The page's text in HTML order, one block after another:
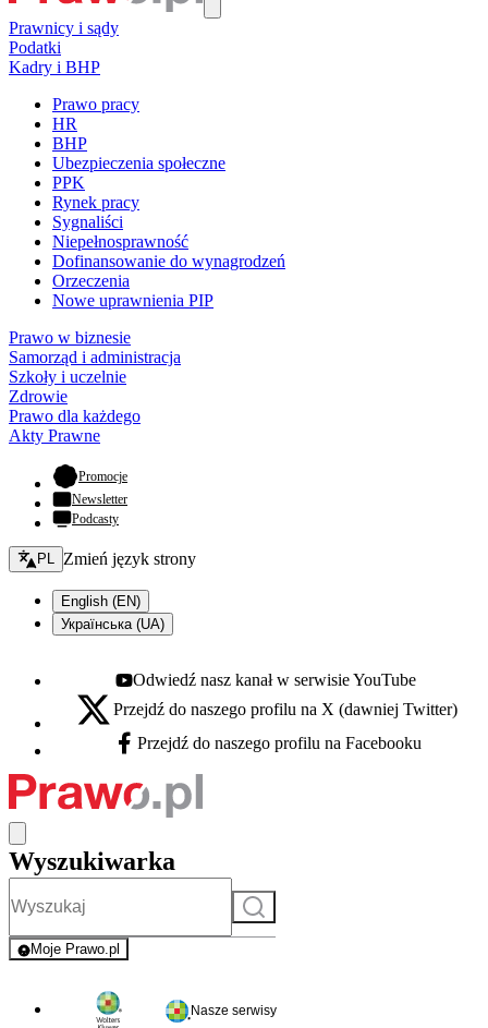
Prawnicy i sądy
Podatki
Kadry i BHP
Prawo pracy
HR
BHP
Ubezpieczenia społeczne
PPK
Rynek pracy
Sygnaliści
Niepełnosprawność
Dofinansowanie do wynagrodzeń
Orzeczenia
Nowe uprawnienia PIP
Prawo w biznesie
Samorząd i administracja
Szkoły i uczelnie
Zdrowie
Prawo dla każdego
Akty Prawne
Promocje- otwiera się w nowej karcie
Newsletter
Podcasty
Zmień język - bieżący:
PL Zmień język strony
English (EN)
Українська (UA)
Youtube - otwiera się w nowej karcie
Odwiedź nasz kanał w serwisie YouTube
X - otwiera się w nowej karcie
Przejdź do naszego profilu na X (dawniej Twitter)
Facebook - otwiera się w nowej karcie
Przejdź do naszego profilu na Facebooku
Wyszukiwarka
Szukaj
Moje Prawo.pl
- rejestracja i logowanie do serwisu
Nasze serwisy